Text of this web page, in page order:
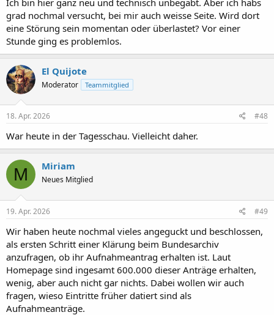
grad nochmal versucht, bei mir auch weisse Seite. Wird dort
eine Störung sein momentan oder überlastet? Vor einer
Stunde ging es problemlos.
El Quijote
Moderator Teammitglied
18. Apr. 2026 #48
War heute in der Tagesschau. Vielleicht daher.
M Miriam
Neues Mitglied
19. Apr. 2026 #49
Wir haben heute nochmal vieles angeguckt und beschlossen,
als ersten Schritt einer Klärung beim Bundesarchiv
anzufragen, ob ihr Aufnahmeantrag erhalten ist. Laut
Homepage sind ingesamt 600.000 dieser Anträge erhalten,
wenig, aber auch nicht gar nichts. Dabei wollen wir auch
fragen, wieso Eintritte früher datiert sind als
Aufnahmeanträge.